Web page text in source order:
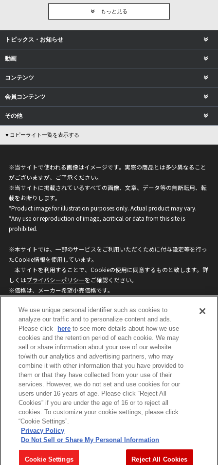
もっと見る
トピックス・お知らせ
動画
コンテンツ
会員コンテンツ
その他
▼コピーライト一覧を表示する
※当サイトで使われる画像はイメージです。実際の商品とは多少異なること
がございますが、ご了承ください。
※当サイトに掲載されているすべての画像、文章、データ等の無断転用、転
載をお断りします。
*Product image for illustration purposes only. Actual product may vary.
*Any use or reproduction of image, acritical or data from this site is
prohibited.
※本サイトでは、一部のサービスをご利用いただくために付与設定等を行っ
たCookie情報を使用しています。
本サイトを利用することで、Cookieの使用に同意するものと致します。詳
しくはプライバシーポリシーをご確認ください。
※価格は、メーカー希望小売価格です。
ざいますのでご了承ください。
privacypolicy
Do Not Sell or Share My
Personal Information
ウェブサイトご利用条件
ソーシャルメディアポリシー
個人情報保護方針
お問い合わせ
©BANDAI
コピーライト一覧を表示する
We use unique personal identifier such as cookies to
analyze our traffic and to personalize content and ads.
Please click
here to see more details about how we use
cookies and the retention period of each cookie. We may
sell or share information about your use of our website
to/with our analytics and advertising partners, who may
combine it with other information that you have provided to
them or that they have collected from your use of their
services. However, we do not set and use cookies for our
users under 16 years of age. Please click “Reject All
Cookies” if you are under the age of 16 or to reject all
cookies. To customize your cookie settings, please click
“Cookie Settings”.
Privacy Policy
Do Not Sell or Share My Personal Information
Cookie Settings Reject All Cookies